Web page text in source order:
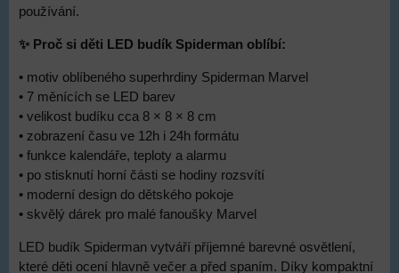
používání.
✨ Proč si děti LED budík Spiderman oblíbí:
• motiv oblíbeného superhrdiny Spiderman Marvel
• 7 měnících se LED barev
• velikost budíku cca 8 × 8 × 8 cm
• zobrazení času ve 12h i 24h formátu
• funkce kalendáře, teploty a alarmu
• po stisknutí horní části se hodiny rozsvítí
• moderní design do dětského pokoje
• skvělý dárek pro malé fanoušky Marvel
LED budík Spiderman vytváří příjemné barevné osvětlení,
které děti ocení hlavně večer a před spaním. Díky kompaktní